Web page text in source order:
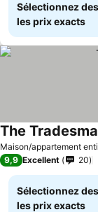
Sélectionnez
les prix exacts
Maison/appartement
The
9,9 Excellent 20
Sélectionnez
les prix exacts